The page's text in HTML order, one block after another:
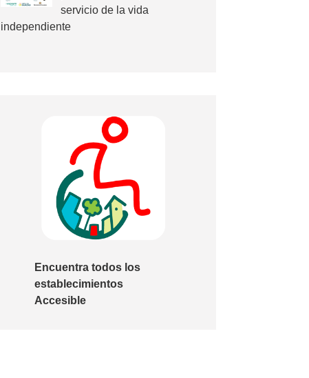
servicio de la vida
independiente
Encuentra todos los
establecimientos
Accesible